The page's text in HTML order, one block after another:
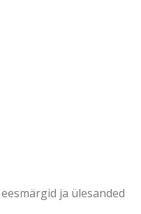
eesmärgid ja ülesanded